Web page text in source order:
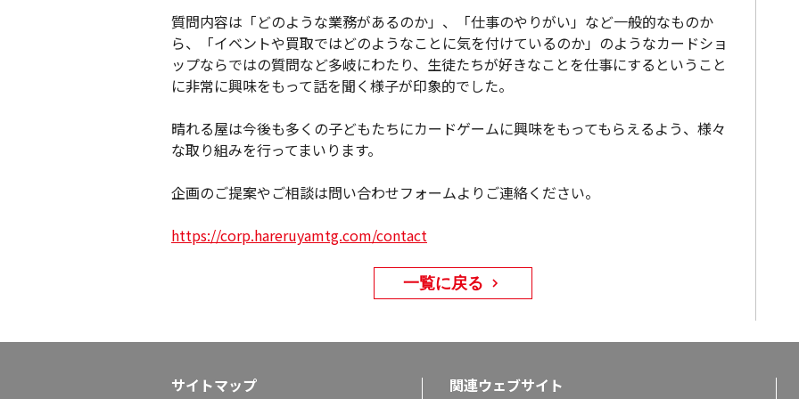
質問内容は「どのような業務があるのか」、「仕事のやりがい」など一般的なものか
ら、「イベントや買取ではどのようなことに気を付けているのか」のようなカードショ
ップならではの質問など多岐にわたり、生徒たちが好きなことを仕事にするということ
に非常に興味をもって話を聞く様子が印象的でした。
晴れる屋は今後も多くの子どもたちにカードゲームに興味をもってもらえるよう、様々
な取り組みを行ってまいります。
企画のご提案やご相談は問い合わせフォームよりご連絡ください。
https://corp.hareruyamtg.com/contact
一覧に戻る
サイトマップ 関連ウェブサイト